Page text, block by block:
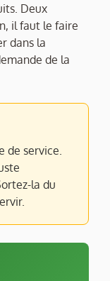
Deux
il faut le faire
dans la
de la
de service.
la du